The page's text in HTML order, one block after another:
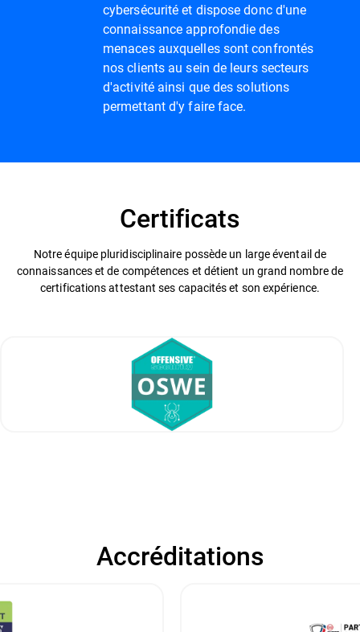
cybersécurité et dispose donc d'une
connaissance approfondie des
menaces auxquelles sont confrontés
nos clients au sein de leurs secteurs
d'activité ainsi que des solutions
permettant d'y faire face.
Certificats
Notre équipe pluridisciplinaire possède un large éventail de
connaissances et de compétences et détient un grand nombre de
certifications attestant ses capacités et son expérience.
Accréditations